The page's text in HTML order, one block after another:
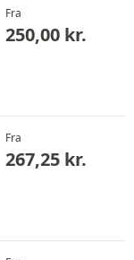
Fra
250,00 kr.
Fra
267,25 kr.